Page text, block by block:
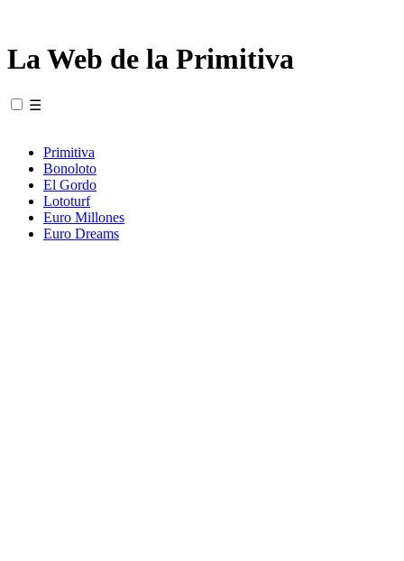
La Web de la Primitiva
☰
Primitiva
Bonoloto
El Gordo
Lototurf
Euro Millones
Euro Dreams